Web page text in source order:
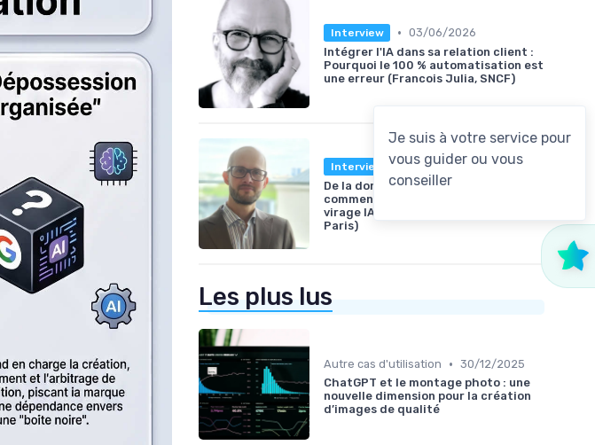
Interview • 03/06/2026
Intégrer l'IA dans sa relation client :
Pourquoi le 100 % automatisation est
une erreur (Francois Julia, SNCF)
Interview • 28/05/2026
De la donnée aux opérations :
comment Eau de Paris prépare son
virage IA (Aurélien Martin, Eau de
Paris)
Les plus lus
Autre cas d'utilisation • 30/12/2025
ChatGPT et le montage photo : une
nouvelle dimension pour la création
d’images de qualité